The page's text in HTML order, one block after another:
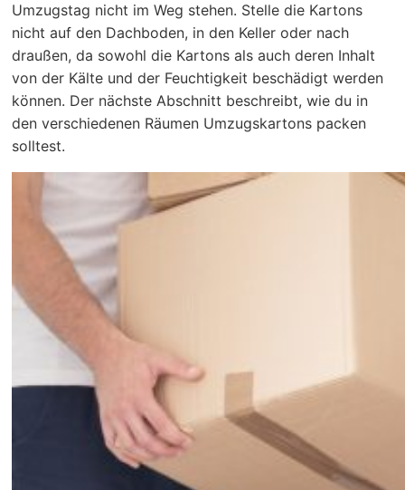
Umzugstag nicht im Weg stehen. Stelle die Kartons
nicht auf den Dachboden, in den Keller oder nach
draußen, da sowohl die Kartons als auch deren Inhalt
von der Kälte und der Feuchtigkeit beschädigt werden
können. Der nächste Abschnitt beschreibt, wie du in
den verschiedenen Räumen Umzugskartons packen
solltest.